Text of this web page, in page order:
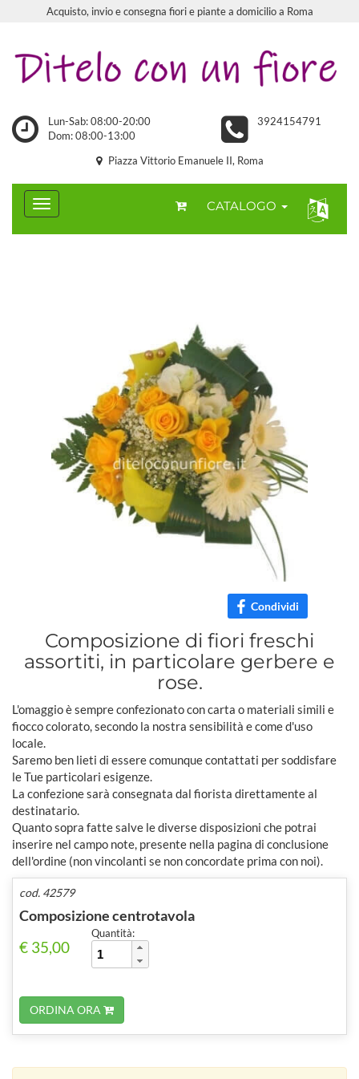
Acquisto, invio e consegna fiori e piante a domicilio a Roma
Lun-Sab: 08:00-20:00
Dom: 08:00-13:00
3924154791
Piazza Vittorio Emanuele II, Roma
CATALOGO
Condividi
Composizione di fiori freschi
assortiti, in particolare gerbere e
rose.
L'omaggio è sempre confezionato con carta o materiali simili e
fiocco colorato, secondo la nostra sensibilità e come d'uso
locale.
Saremo ben lieti di essere comunque contattati per soddisfare
le Tue particolari esigenze.
La confezione sarà consegnata dal fiorista direttamente al
destinatario.
Quanto sopra fatte salve le diverse disposizioni che potrai
inserire nel campo note, presente nella pagina di conclusione
dell'ordine (non vincolanti se non concordate prima con noi).
cod. 42579
Composizione centrotavola
€ 35,00
Quantità:
ORDINA ORA